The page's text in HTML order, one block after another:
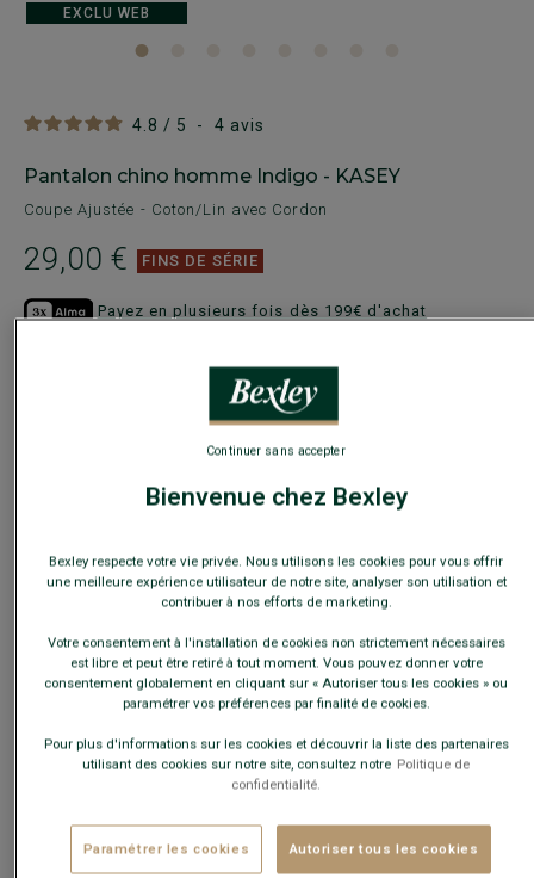
4.8 / 5 - 4 avis
Pantalon chino homme Indigo - KASEY
Coupe Ajustée - Coton/Lin avec Cordon
29,00 € FINS DE SÉRIE
Payez en plusieurs fois dès 199€ d'achat
Ce modèle taille petit, choisir la taille au-dessus de votre
Guide des tailles
+ AJOUTER AU PANIER
Livré en 24h ouvrées avec Chronopost Express
(commandez avant 14h)
EXCLU WEB
Bienvenue chez Bexley
Bexley respecte votre vie privée. Nous utilisons les cookies pour vous offrir
une meilleure expérience utilisateur de notre site, analyser son utilisation et
contribuer à nos efforts de marketing.
Votre consentement à l'installation de cookies non strictement nécessaires
est libre et peut être retiré à tout moment. Vous pouvez donner votre
consentement globalement en cliquant sur « Autoriser tous les cookies » ou
paramétrer vos préférences par finalité de cookies.
Pour plus d'informations sur les cookies et découvrir la liste des partenaires
utilisant des cookies sur notre site, consultez notre Politique de
confidentialité.
Paramétrer les cookies Autoriser tous les cookies
Continuer sans accepter